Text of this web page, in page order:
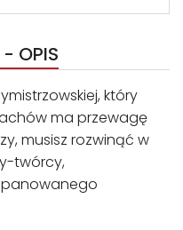
- OPIS
który
ma przewagę
musisz rozwinąć w
twórcy,